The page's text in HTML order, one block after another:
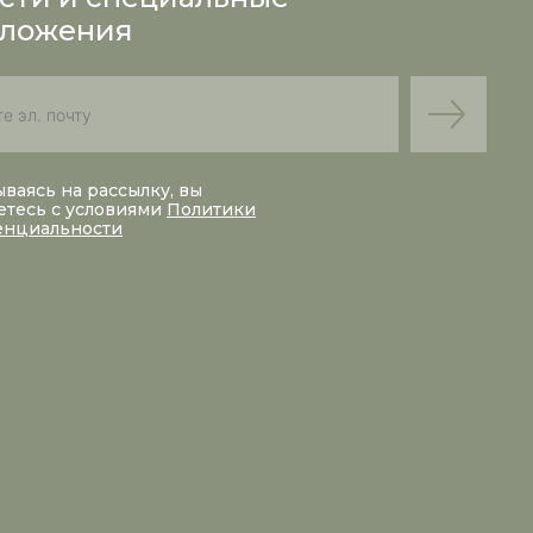
на рассылку, вы
с условиями Политики